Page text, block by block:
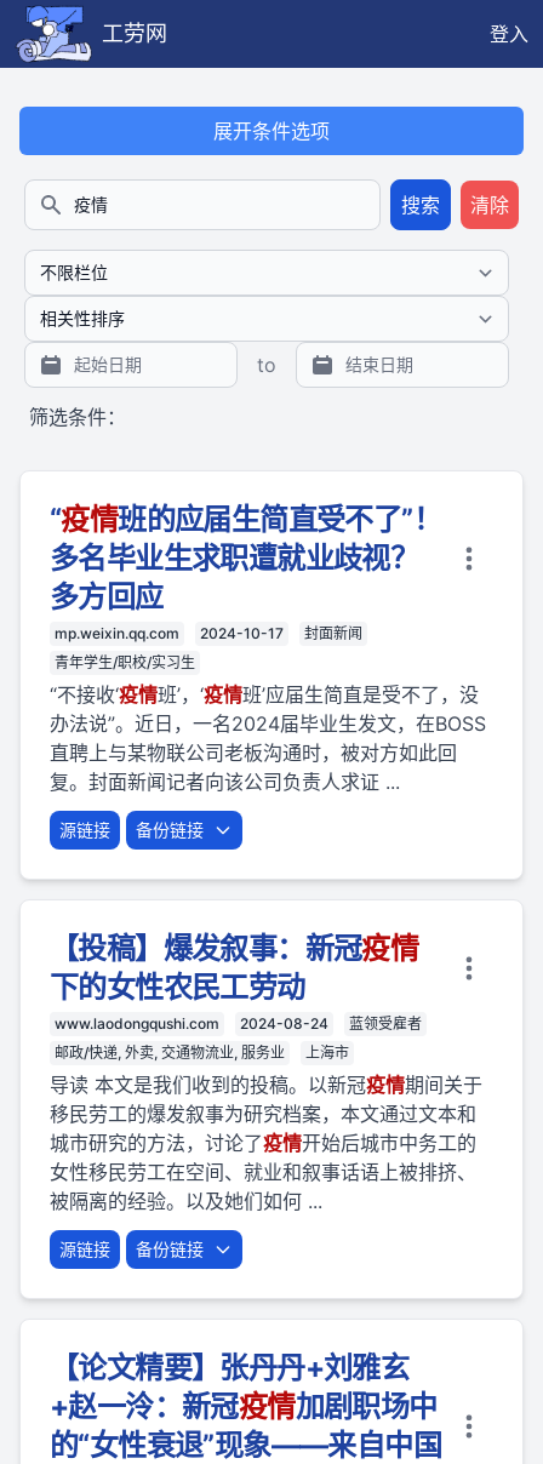
工劳网
登入
展开条件选项
搜索
搜索 清除
to
筛选条件：
​“疫情班的应届生简直受不了”！
多名毕业生求职遭就业歧视？
多方回应
mp.weixin.qq.com 2024-10-17
封面新闻
青年学生/职校/实习生
“不接收‘疫情班’，‘疫情班’应届生简直是受不了，没
办法说”。近日，一名2024届毕业生发文，在BOSS
直聘上与某物联公司老板沟通时，被对方如此回
复。封面新闻记者向该公司负责人求证 ...
源链接 备份链接
【投稿】爆发叙事：新冠疫情
下的女性农民工劳动
www.laodongqushi.com 2024-08-24
蓝领受雇者
邮政/快递, 外卖, 交通物流业, 服务业
上海市
导读 本文是我们收到的投稿。以新冠疫情期间关于
移民劳工的爆发叙事为研究档案，本文通过文本和
城市研究的方法，讨论了疫情开始后城市中务工的
女性移民劳工在空间、就业和叙事话语上被排挤、
被隔离的经验。以及她们如何 ...
源链接 备份链接
【论文精要】张丹丹+刘雅玄
+赵一泠：新冠疫情加剧职场中
的“女性衰退”现象——来自中国